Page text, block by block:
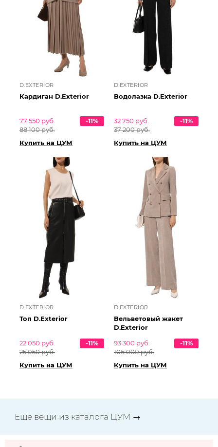
D.EXTERIOR
Кардиган D.Exterior
77 550 руб.
88 100 руб.
-11%
Купить на ЦУМ
D.EXTERIOR
Водолазка D.Exterior
32 750 руб.
37 200 руб.
-11%
Купить на ЦУМ
D.EXTERIOR
Топ D.Exterior
22 050 руб.
25 050 руб.
-11%
Купить на ЦУМ
D.EXTERIOR
Вельветовый жакет
D.Exterior
93 300 руб.
106 000 руб.
-11%
Купить на ЦУМ
Ещё вещи из каталога ЦУМ →